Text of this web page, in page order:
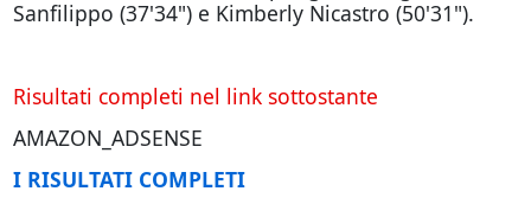
Sanfilippo (37'34") e Kimberly Nicastro (50'31").
Risultati completi nel link sottostante
AMAZON_ADSENSE
I RISULTATI COMPLETI